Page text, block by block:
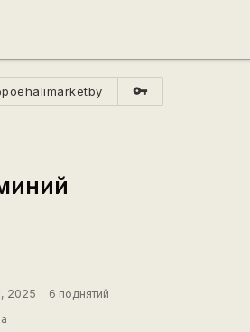
vpn_key
2025
6 поднятий